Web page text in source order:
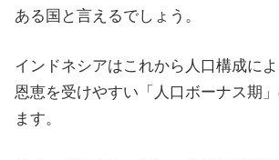
ある国と言えるでしょう。
インドネシアはこれから人口構成に
恩恵を受けやすい「人口ボーナス期
ます。